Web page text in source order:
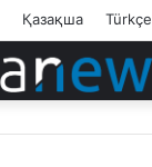
Қазақша Türkçe